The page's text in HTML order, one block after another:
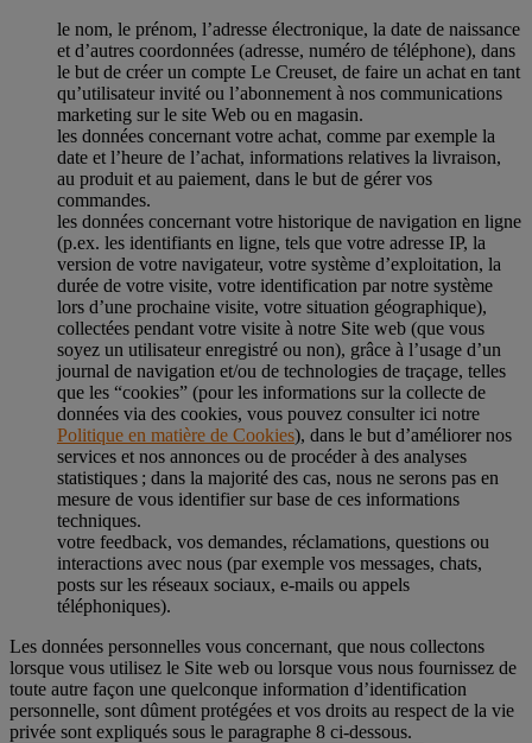
le nom, le prénom, l’adresse électronique, la date de naissance
et d’autres coordonnées (adresse, numéro de téléphone), dans
le but de créer un compte Le Creuset, de faire un achat en tant
qu’utilisateur invité ou l’abonnement à nos communications
marketing sur le site Web ou en magasin.
les données concernant votre achat, comme par exemple la
date et l’heure de l’achat, informations relatives la livraison,
au produit et au paiement, dans le but de gérer vos
commandes.
les données concernant votre historique de navigation en ligne
(p.ex. les identifiants en ligne, tels que votre adresse IP, la
version de votre navigateur, votre système d’exploitation, la
durée de votre visite, votre identification par notre système
lors d’une prochaine visite, votre situation géographique),
collectées pendant votre visite à notre Site web (que vous
soyez un utilisateur enregistré ou non), grâce à l’usage d’un
journal de navigation et/ou de technologies de traçage, telles
que les “cookies” (pour les informations sur la collecte de
données via des cookies, vous pouvez consulter ici notre
Politique en matière de Cookies), dans le but d’améliorer nos
services et nos annonces ou de procéder à des analyses
statistiques ; dans la majorité des cas, nous ne serons pas en
mesure de vous identifier sur base de ces informations
techniques.
votre feedback, vos demandes, réclamations, questions ou
interactions avec nous (par exemple vos messages, chats,
posts sur les réseaux sociaux, e-mails ou appels
téléphoniques).
Les données personnelles vous concernant, que nous collectons
lorsque vous utilisez le Site web ou lorsque vous nous fournissez de
toute autre façon une quelconque information d’identification
personnelle, sont dûment protégées et vos droits au respect de la vie
privée sont expliqués sous le paragraphe 8 ci-dessous.